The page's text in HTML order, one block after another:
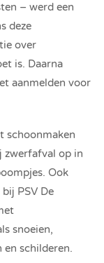
– werd een
deze
over
is. Daarna
aanmelden voor
schoonmaken
zwerfafval op in
Ook
PSV De
snoeien,
en schilderen.